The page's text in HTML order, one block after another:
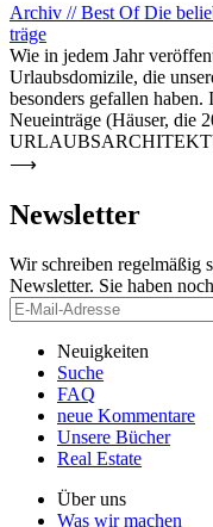
Archiv //Best OfDie
träge
Wie in jedem Jahr
Urlaubsdomizile, die
besonders gefallen
Neueinträge (Häuser, die
⟶
News­letter
Wir schreiben regelmäßig
Newsletter. Sie haben
Neuigkeiten
Suche
FAQ
neue Kom­mentare
Unsere Bücher
Real Estate
Über uns
Was wir machen